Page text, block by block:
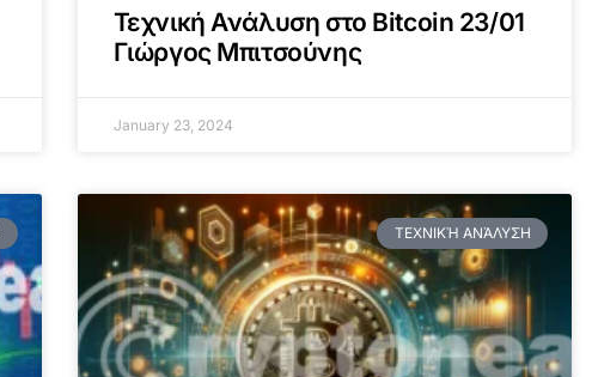
Τεχνική Ανάλυση στο Bitcoin 23/01
Γιώργος Μπιτσούνης
January 23, 2024
ΤΕΧΝΙΚΉ ΑΝΆΛΥΣΗ